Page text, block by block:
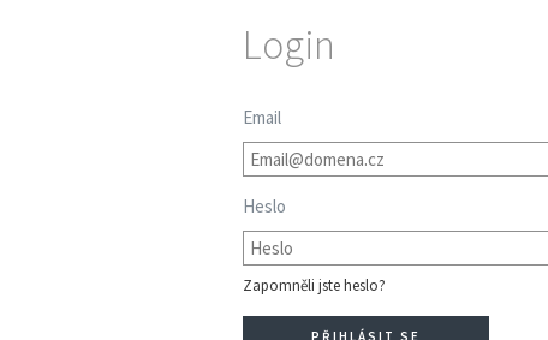
Login
Email
Heslo
Zapomněli jste heslo?